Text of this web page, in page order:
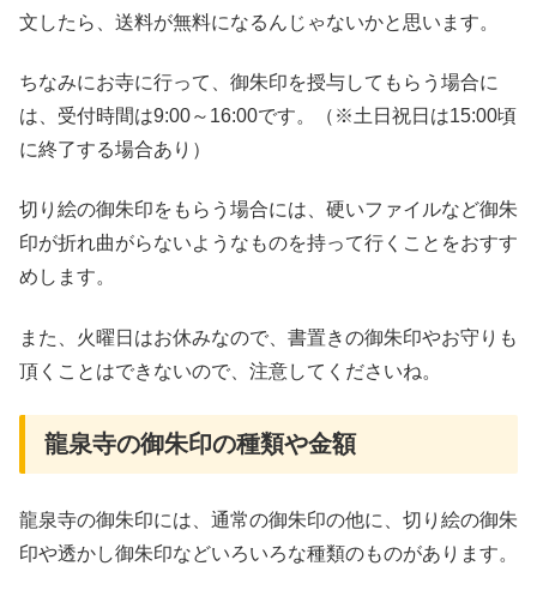
文したら、送料が無料になるんじゃないかと思います。
ちなみにお寺に行って、御朱印を授与してもらう場合に
は、受付時間は9:00～16:00です。（※土日祝日は15:00頃
に終了する場合あり）
切り絵の御朱印をもらう場合には、硬いファイルなど御朱
印が折れ曲がらないようなものを持って行くことをおすす
めします。
また、火曜日はお休みなので、書置きの御朱印やお守りも
頂くことはできないので、注意してくださいね。
龍泉寺の御朱印の種類や金額
龍泉寺の御朱印には、通常の御朱印の他に、切り絵の御朱
印や透かし御朱印などいろいろな種類のものがあります。